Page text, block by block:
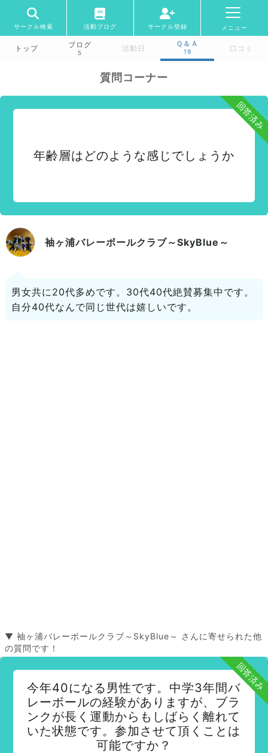
サークル検索 活動ブログ サークル登録 メニュー
トップ ブログ
5 活動日
Ｑ＆Ａ
19 口コミ
質問コーナー
回答済み
年齢層はどのような感じでしょうか
袖ヶ浦バレーボールクラブ～SkyBlue～
男女共に20代多めです。30代40代絶賛募集中です。
自分40代なんで同じ世代は嬉しいです。
▼ 袖ヶ浦バレーボールクラブ～SkyBlue～ さんに寄せられた他
の質問です！
回答済み
今年40になる男性です。中学3年間バ
レーボールの経験がありますが、ブラ
ンクが長く運動からもしばらく離れて
いた状態です。参加させて頂くことは
可能ですか？